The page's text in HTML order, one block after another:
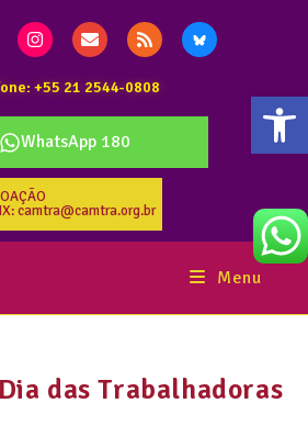
+55 21 2544-0808
WhatsApp 180
camtra@camtra.org.br
Menu
das Trabalhadoras